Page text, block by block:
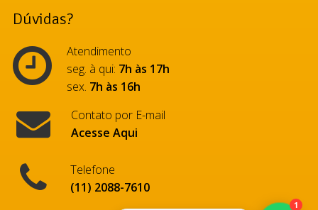
Dúvidas?
Atendimento
seg. à qui: 7h às 17h
sex. 7h às 16h
Contato por E-mail
Acesse Aqui
Telefone
(11) 2088-7610